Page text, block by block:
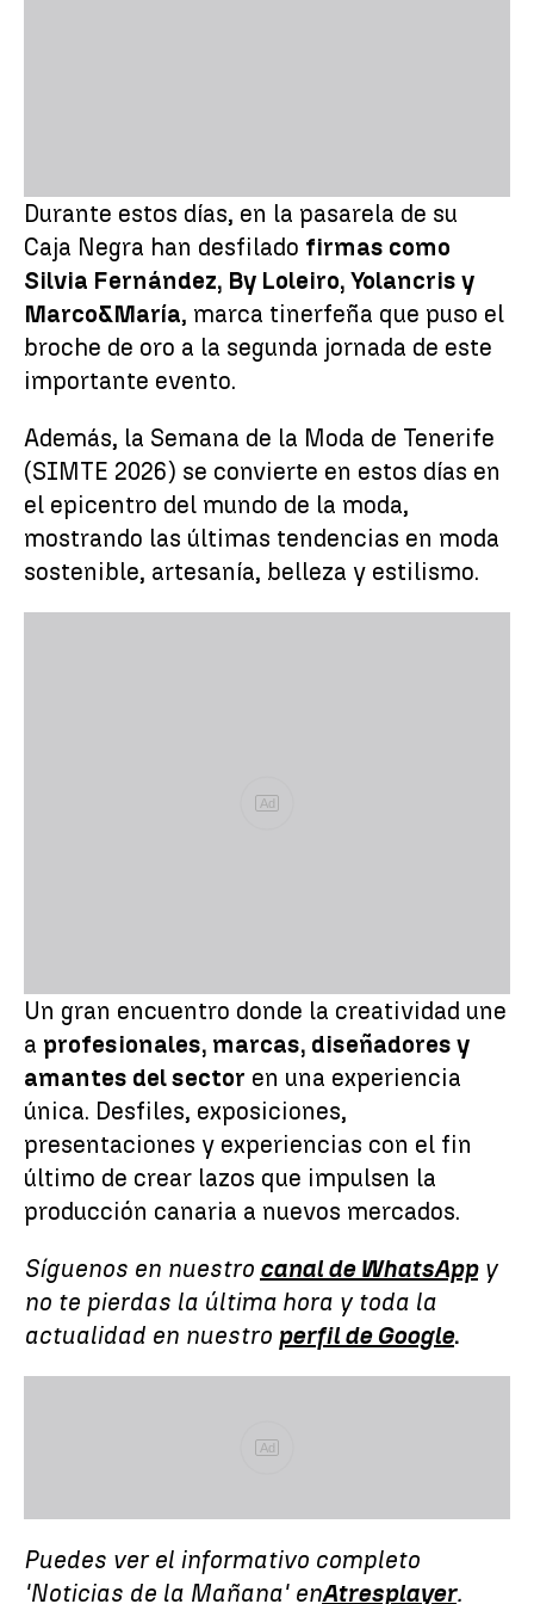
Durante estos días, en la pasarela de su
Caja Negra han desfilado firmas como
Silvia Fernández, By Loleiro, Yolancris y
Marco&María, marca tinerfeña que puso el
broche de oro a la segunda jornada de este
importante evento.
Además, la Semana de la Moda de Tenerife
(SIMTE 2026) se convierte en estos días en
el epicentro del mundo de la moda,
mostrando las últimas tendencias en moda
sostenible, artesanía, belleza y estilismo.
Ad
Un gran encuentro donde la creatividad une
a profesionales, marcas, diseñadores y
amantes del sector en una experiencia
única. Desfiles, exposiciones,
presentaciones y experiencias con el fin
último de crear lazos que impulsen la
producción canaria a nuevos mercados.
Síguenos en nuestro canal de WhatsAppy
no te pierdas la última hora y toda la
actualidad en nuestro perfil de Google.
Ad
Puedes ver el informativo completo
'Noticias de la Mañana' enAtresplayer.